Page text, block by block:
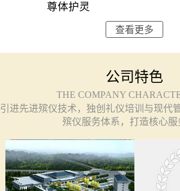
尊体护灵
查看更多
公司特色
THE COMPANY
引进先进殡仪技术，独创礼仪培训与现代
殡仪服务体系，打造核心服